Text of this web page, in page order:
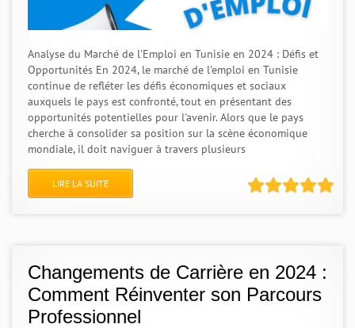
Analyse du Marché de l'Emploi en Tunisie en 2024 : Défis et
Opportunités En 2024, le marché de l'emploi en Tunisie
continue de refléter les défis économiques et sociaux
auxquels le pays est confronté, tout en présentant des
opportunités potentielles pour l'avenir. Alors que le pays
cherche à consolider sa position sur la scène économique
mondiale, il doit naviguer à travers plusieurs
LIRE LA SUITE
Changements de Carrière en 2024 :
Comment Réinventer son Parcours
Professionnel